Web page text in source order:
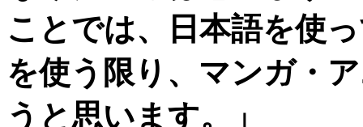
ことでは、日本語を使
を使う限り、マンガ・
うと思います。」